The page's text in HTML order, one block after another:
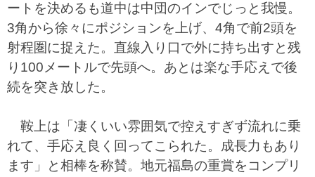
ートを決めるも道中は中団のインでじっと我慢。
3角から徐々にポジションを上げ、4角で前2頭を
射程圏に捉えた。直線入り口で外に持ち出すと残
り100メートルで先頭へ。あとは楽な手応えで後
続を突き放した。
鞍上は「凄くいい雰囲気で控えすぎず流れに乗
れて、手応え良く回ってこられた。成長力もあり
ます」と相棒を称賛。地元福島の重賞をコンプリ